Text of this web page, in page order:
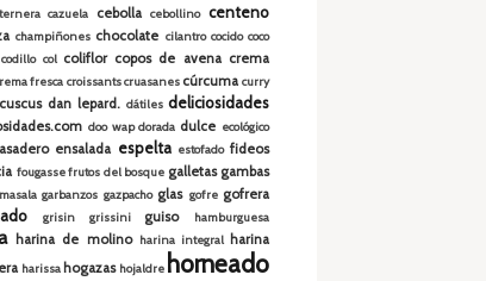
cazuela cebolla cebollino centeno
champiñones chocolate cilantro cocido coco
codillo col coliflor copos de avena crema
fresca croissantscruasanes cúrcuma curry
cuscus dan lepard. dátiles deliciosidades
doo wap dorada dulce ecológico
ensalada espelta estofado fideos
fougassefrutos del bosque galletas gambas
garbanzos gazpacho glas gofre gofrera
grisin grissini guiso hamburguesa
harina de molino harina integral harina
harissa hogazas hojaldre horneado